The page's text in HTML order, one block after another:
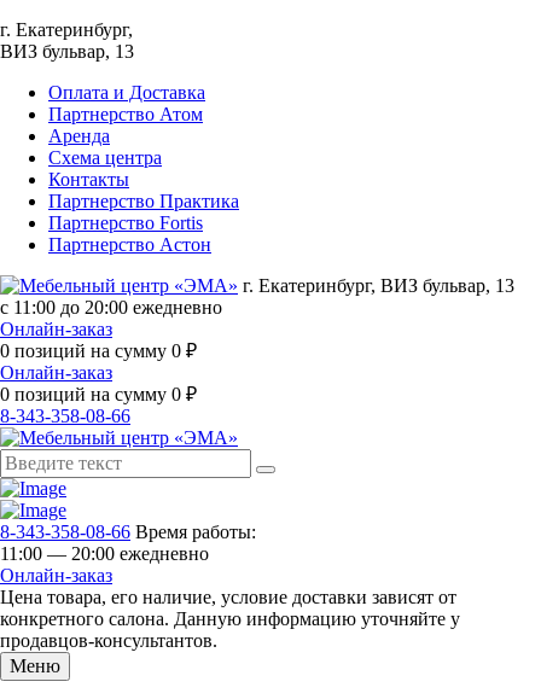
г. Екатеринбург,
ВИЗ бульвар, 13
Оплата и Доставка
Партнерство Атом
Аренда
Схема центра
Контакты
Партнерство Практика
Партнерство Fortis
Партнерство Астон
г. Екатеринбург, ВИЗ бульвар, 13
с 11:00 до 20:00 ежедневно
Онлайн-заказ
0 позиций на сумму 0 ₽
Онлайн-заказ
0 позиций на сумму 0 ₽
8-343-358-08-66
8-343-358-08-66 Время работы:
11:00 — 20:00 ежедневно
Онлайн-заказ
Цена товара, его наличие, условие доставки зависят от
конкретного салона. Данную информацию уточняйте у
продавцов-консультантов.
Меню